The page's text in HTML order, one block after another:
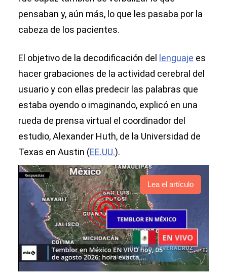
pensaban y, aún más, lo que les pasaba por la
cabeza de los pacientes.
El objetivo de la decodificación del lenguaje es
hacer grabaciones de la actividad cerebral del
usuario y con ellas predecir las palabras que
estaba oyendo o imaginando, explicó en una
rueda de prensa virtual el coordinador del
estudio, Alexander Huth, de la Universidad de
Texas en Austin (EE.UU.).
Lea el artículo